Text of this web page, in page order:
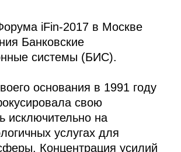
iFin-2017 в Москве
Банковские
системы (БИС).
основания в 1991 году
свою
исключительно на
услугах для
Концентрация усилий